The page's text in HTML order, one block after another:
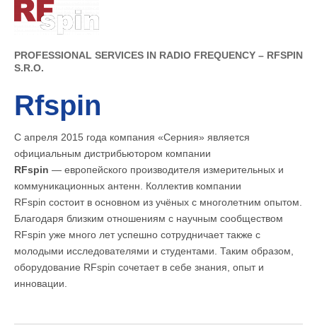
PROFESSIONAL SERVICES IN RADIO FREQUENCY – RFSPIN
S.R.O.
Rfspin
С апреля 2015 года компания «Серния» является
официальным дистрибьютором компании
RFspin — европейского производителя измерительных и
коммуникационных антенн. Коллектив компании
RFspin состоит в основном из учёных с многолетним опытом.
Благодаря близким отношениям с научным сообществом
RFspin уже много лет успешно сотрудничает также с
молодыми исследователями и студентами. Таким образом,
оборудование RFspin сочетает в себе знания, опыт и
инновации.